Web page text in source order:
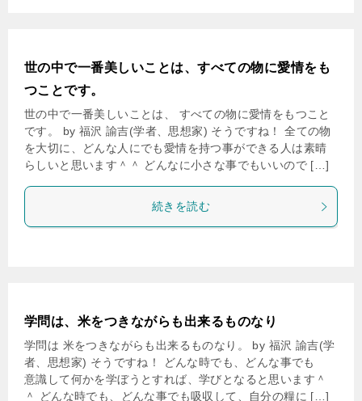
世の中で一番美しいことは、すべての物に愛情をも
つことです。
世の中で一番美しいことは、 すべての物に愛情をもつこと
です。 by 福沢 諭吉(学者、思想家) そうですね！ 全ての物
を大切に、どんな人にでも愛情を持つ事ができる人は素晴
らしいと思います＾＾ どんなに小さな事でもいいので […]
続きを読む
学問は、米をつきながらも出来るものなり
学問は 米をつきながらも出来るものなり。 by 福沢 諭吉(学
者、思想家) そうですね！ どんな時でも、どんな事でも
意識して何かを学ぼうとすれば、学びとなると思います＾
＾ どんな時でも、どんな事でも吸収して、自分の糧に […]